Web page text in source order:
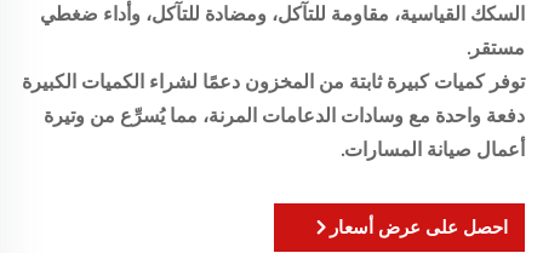
السكك القياسية، مقاومة للتآكل، ومضادة للتآكل، وأداء ضغطي
مستقر.
توفر كميات كبيرة ثابتة من المخزون دعمًا لشراء الكميات الكبيرة
دفعة واحدة مع وسادات الدعامات المرنة، مما يُسرِّع من وتيرة
أعمال صيانة المسارات.
احصل على عرض أسعار